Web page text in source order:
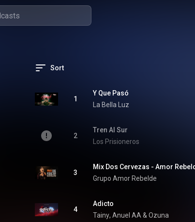
Sort
1
Y Que Pasó
La Bella Luz
2
Tren Al Sur
Los Prisioneros
3
Mix Dos Cervezas - Amor
Grupo Amor Rebelde
4
Adicto
Tainy, Anuel AA & Ozuna